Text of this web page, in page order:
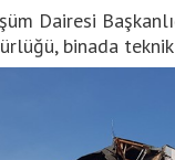
Dairesi
binada